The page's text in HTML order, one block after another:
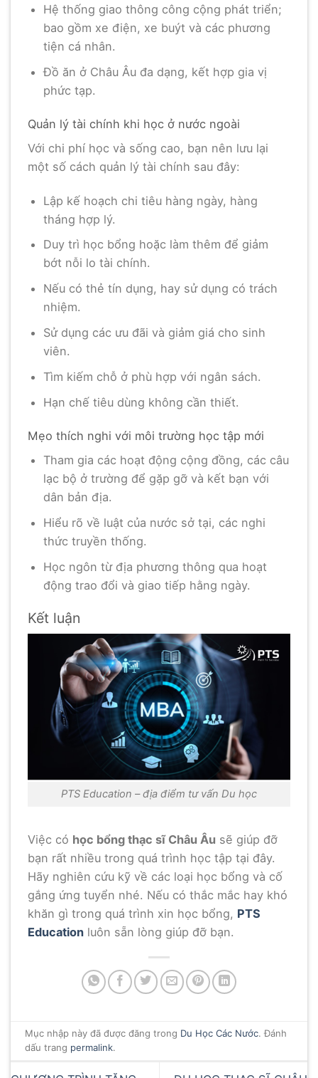
Hệ thống giao thông công cộng phát triển;
bao gồm xe điện, xe buýt và các phương
tiện cá nhân.
Đồ ăn ở Châu Âu đa dạng, kết hợp gia vị
phức tạp.
Quản lý tài chính khi học ở nước ngoài
Với chi phí học và sống cao, bạn nên lưu lại
một số cách quản lý tài chính sau đây:
Lập kế hoạch chi tiêu hàng ngày, hàng
tháng hợp lý.
Duy trì học bổng hoặc làm thêm để giảm
bớt nỗi lo tài chính.
Nếu có thẻ tín dụng, hay sử dụng có trách
nhiệm.
Sử dụng các ưu đãi và giảm giá cho sinh
viên.
Tìm kiếm chỗ ở phù hợp với ngân sách.
Hạn chế tiêu dùng không cần thiết.
Mẹo thích nghi với môi trường học tập mới
Tham gia các hoạt động cộng đồng, các câu
lạc bộ ở trường để gặp gỡ và kết bạn với
dân bản địa.
Hiểu rõ về luật của nước sở tại, các nghi
thức truyền thống.
Học ngôn từ địa phương thông qua hoạt
động trao đổi và giao tiếp hằng ngày.
Kết luận
PTS Education – địa điểm tư vấn Du học
Việc có học bổng thạc sĩ Châu Âu sẽ giúp đỡ
bạn rất nhiều trong quá trình học tập tại đây.
Hãy nghiên cứu kỹ về các loại học bổng và cố
gắng ứng tuyển nhé. Nếu có thắc mắc hay khó
khăn gì trong quá trình xin học bổng, PTS
Education luôn sẵn lòng giúp đỡ bạn.
Mục nhập này đã được đăng trong Du Học Các Nước. Đánh
dấu trang permalink.